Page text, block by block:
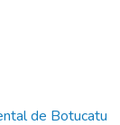
de Botucatu